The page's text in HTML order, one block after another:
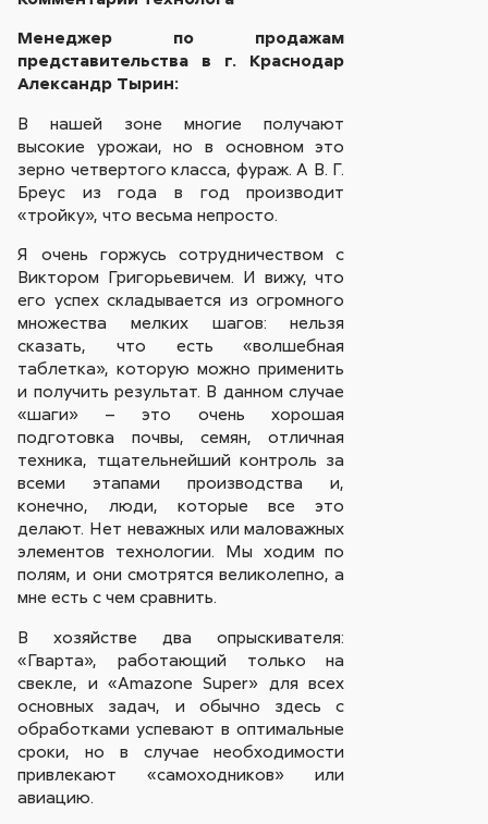
Менеджер по продажам
представительства в г. Краснодар
Александр Тырин:
В нашей зоне многие получают
высокие урожаи, но в основном это
зерно четвертого класса, фураж. А В. Г.
Бреус из года в год производит
«тройку», что весьма непросто.
Я очень горжусь сотрудничеством с
Виктором Григорьевичем. И вижу, что
его успех складывается из огромного
множества мелких шагов: нельзя
сказать, что есть «волшебная
таблетка», которую можно применить
и получить результат. В данном случае
«шаги» – это очень хорошая
подготовка почвы, семян, отличная
техника, тщательнейший контроль за
всеми этапами производства и,
конечно, люди, которые все это
делают. Нет неважных или маловажных
элементов технологии. Мы ходим по
полям, и они смотрятся великолепно, а
мне есть с чем сравнить.
В хозяйстве два опрыскивателя:
«Гварта», работающий только на
свекле, и «Amazone Super» для всех
основных задач, и обычно здесь с
обработками успевают в оптимальные
сроки, но в случае необходимости
привлекают «самоходников» или
авиацию.